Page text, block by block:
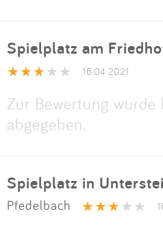
Spielplatz am
16.04.2021
Zur Bewertung
abgegeben.
Spielplatz in
Pfedelbach